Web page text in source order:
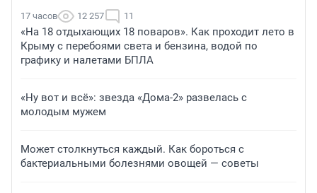
17 часов 12 257 11
«На 18 отдыхающих 18 поваров». Как проходит лето в
Крыму с перебоями света и бензина, водой по
графику и налетами БПЛА
«Ну вот и всё»: звезда «Дома-2» развелась с
молодым мужем
Может столкнуться каждый. Как бороться с
бактериальными болезнями овощей — советы